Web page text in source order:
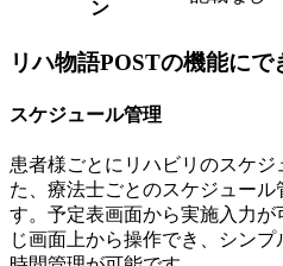
ン
リハ物語POSTの機能にで
スケジュール管理
患者様ごとにリハビリのスケジ
た、療法士ごとのスケジュール
す。予定表画面から実施入力
じ画面上から操作でき、シン